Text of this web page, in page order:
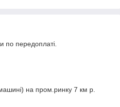
по передоплаті.
на пром.ринку 7 км р.